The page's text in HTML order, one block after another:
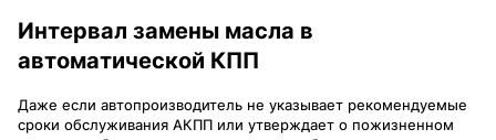
Интервал замены масла в
автоматической КПП
Даже если автопроизводитель не указывает рекомендуемые
сроки обслуживания АКПП или утверждает о пожизненном